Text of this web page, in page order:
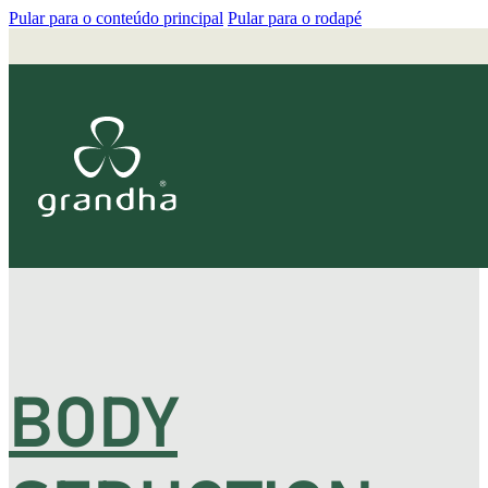
Pular para o conteúdo principal Pular para o rodapé
BODY